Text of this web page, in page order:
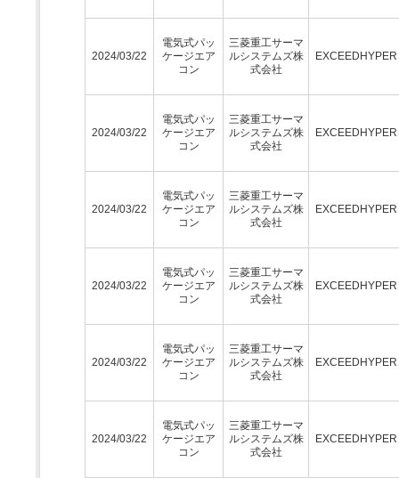
2024/03/22
電気式パッ
ケージエア
コン
三菱重工サーマ
ルシステムズ株
式会社
2024/03/22
電気式パッ
ケージエア
コン
三菱重工サーマ
ルシステムズ株
式会社
2024/03/22
電気式パッ
ケージエア
コン
三菱重工サーマ
ルシステムズ株
式会社
2024/03/22
電気式パッ
ケージエア
コン
三菱重工サーマ
ルシステムズ株
式会社
2024/03/22
電気式パッ
ケージエア
コン
三菱重工サーマ
ルシステムズ株
式会社
2024/03/22
電気式パッ
ケージエア
コン
三菱重工サーマ
ルシステムズ株
式会社